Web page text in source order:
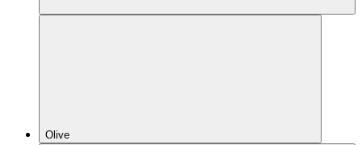
Olive